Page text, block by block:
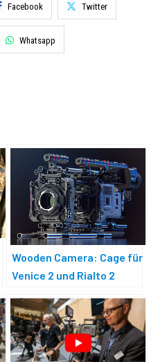
Facebook Twitter
Whatsapp
Wooden Camera: Cage für
Venice 2 und Rialto 2